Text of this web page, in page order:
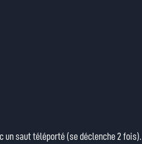
un saut téléporté (se déclenche 2 fois).